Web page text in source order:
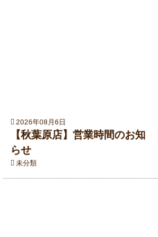
2026年08月6日
【秋葉原店】営業時間のお知
らせ
未分類